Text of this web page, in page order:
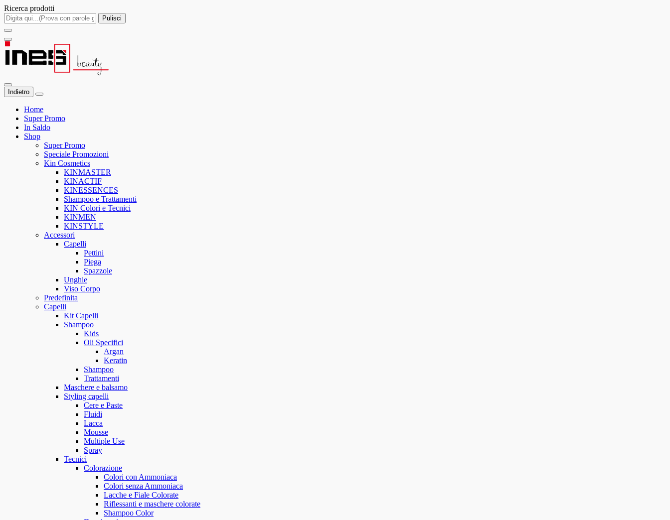
Ricerca prodotti
Pulisci
Indietro
Home
Super Promo
In Saldo
Shop
Super Promo
Speciale Promozioni
Kin Cosmetics
KINMASTER
KINACTIF
KINESSENCES
Shampoo e Trattamenti
KIN Colori e Tecnici
KINMEN
KINSTYLE
Accessori
Capelli
Pettini
Piega
Spazzole
Unghie
Viso Corpo
Predefinita
Capelli
Kit Capelli
Shampoo
Kids
Oli Specifici
Argan
Keratin
Shampoo
Trattamenti
Maschere e balsamo
Styling capelli
Cere e Paste
Fluidi
Lacca
Mousse
Multiple Use
Spray
Tecnici
Colorazione
Colori con Ammoniaca
Colori senza Ammoniaca
Lacche e Fiale Colorate
Riflessanti e maschere colorate
Shampoo Color